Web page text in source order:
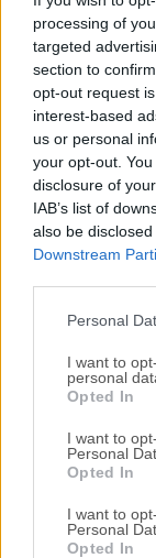
processing of
targeted
section to
opt-out request
interest-based
us or personal
your opt-out.
disclosure of
IAB’s list of
also be
Downstream
Personal
I want to
personal
Opted In
I want to
Personal
Opted In
I want to
Personal
Opted In
herramientas
mezcla y
admite una
complementos,
programado y
completo y
reconocida
dondequiera
comerciales y
exteriores,
sonido,
profesionales